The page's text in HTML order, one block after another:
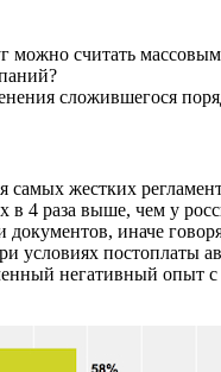
можно считать
сложившегося
жестких
в 4 раза выше, чем у
документов, иначе
условиях постоплаты
негативный опыт